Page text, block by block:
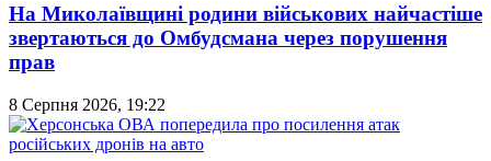
На Миколаївщині родини військових найчастіше
звертаються до Омбудсмана через порушення
прав
8 Серпня 2026, 19:22